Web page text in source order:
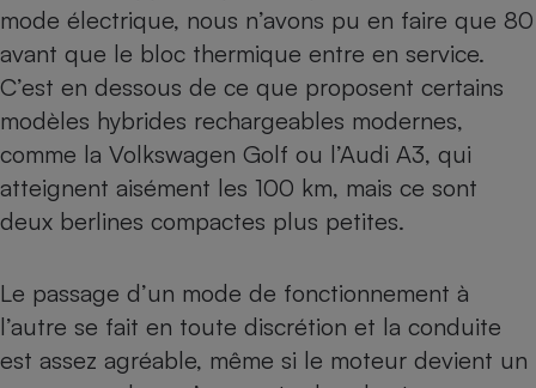
mode électrique, nous n’avons pu en faire que 80
avant que le bloc thermique entre en service.
C’est en dessous de ce que proposent certains
modèles hybrides rechargeables modernes,
comme la Volkswagen Golf ou l’Audi A3, qui
atteignent aisément les 100 km, mais ce sont
deux berlines compactes plus petites.
Le passage d’un mode de fonctionnement à
l’autre se fait en toute discrétion et la conduite
est assez agréable, même si le moteur devient un